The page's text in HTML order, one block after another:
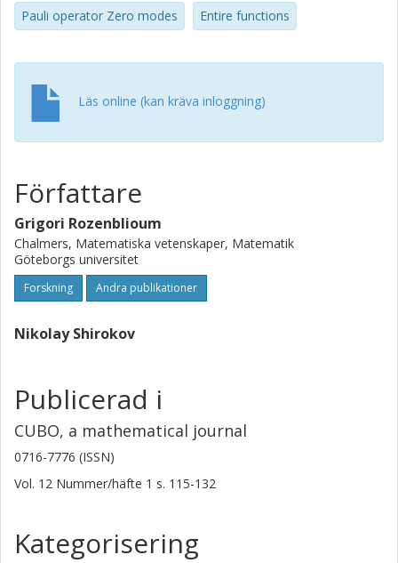
Pauli operator Zero modes Entire functions
Läs online (kan kräva inloggning)
Författare
Grigori Rozenblioum
Chalmers, Matematiska vetenskaper, Matematik
Göteborgs universitet
Forskning Andra publikationer
Nikolay Shirokov
Publicerad i
CUBO, a mathematical journal
0716-7776 (ISSN)
Vol. 12 Nummer/häfte 1 s. 115-132
Kategorisering